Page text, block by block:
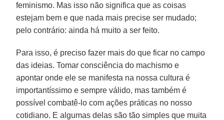
feminismo. Mas isso não significa que as coisas
estejam bem e que nada mais precise ser mudado;
pelo contrário: ainda há muito a ser feito.
Para isso, é preciso fazer mais do que ficar no campo
das ideias. Tomar consciência do machismo e
apontar onde ele se manifesta na nossa cultura é
importantíssimo e sempre válido, mas também é
possível combatê-lo com ações práticas no nosso
cotidiano. E algumas delas são tão simples que muita